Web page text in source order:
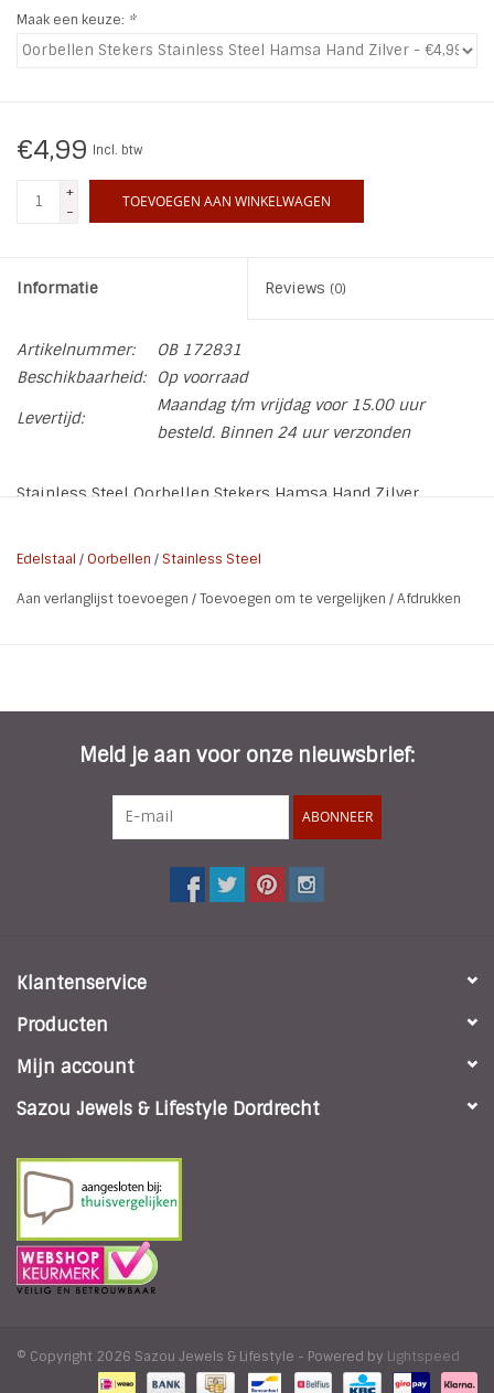
SALE
Maak een keuze: *
€4,99 Incl. btw
+
-
TOEVOEGEN AAN WINKELWAGEN
Informatie Reviews (0)
Artikelnummer:
OB 172831
Beschikbaarheid:
Op voorraad
Levertijd:
Maandag t/m vrijdag voor 15.00 uur
besteld. Binnen 24 uur verzonden
Stainless Steel Oorbellen Stekers Hamsa Hand Zilver
Materiaal: Stainless Steel - RVS L316
Edelstaal /Oorbellen / Stainless Steel
Aan verlanglijst toevoegen /Toevoegen om te vergelijken /Afdrukken
Meld je aan voor onze nieuwsbrief:
ABONNEER
Klantenservice
Producten
Mijn account
Sazou Jewels & Lifestyle Dordrecht
© Copyright 2026 Sazou Jewels & Lifestyle - Powered by Lightspeed